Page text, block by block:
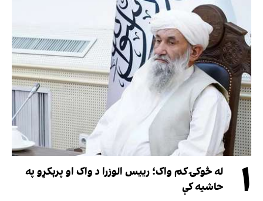
۱
له څوکۍ کم واک؛ رییس الوزرا د واک او پرېکړو په
حاشیه کې